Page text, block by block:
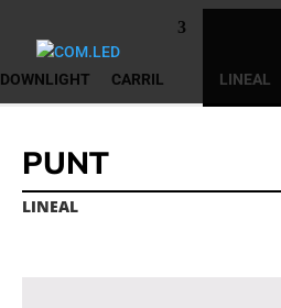
DOWNLIGHT CARRIL LINEAL
PUNT
LINEAL